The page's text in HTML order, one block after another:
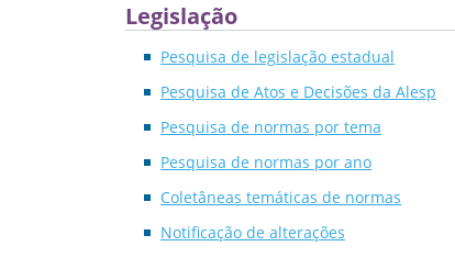
Legislação
Pesquisa de legislação estadual
Pesquisa de Atos e Decisões da Alesp
Pesquisa de normas por tema
Pesquisa de normas por ano
Coletâneas temáticas de normas
Notificação de alterações